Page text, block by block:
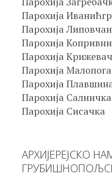
Парохија
Парохија
Парохија
Парохија
Парохија
Парохија
Парохија Салничка
Парохија Сисачка
АРХИЈЕРЕЈСКО